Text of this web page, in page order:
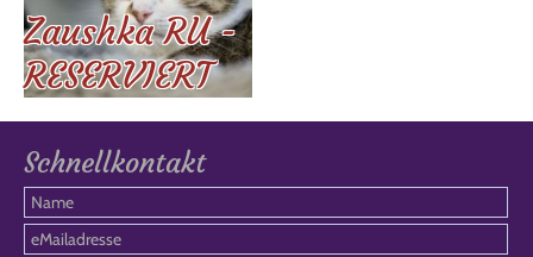
Zaushka RU -
RESERVIERT
Schnellkontakt